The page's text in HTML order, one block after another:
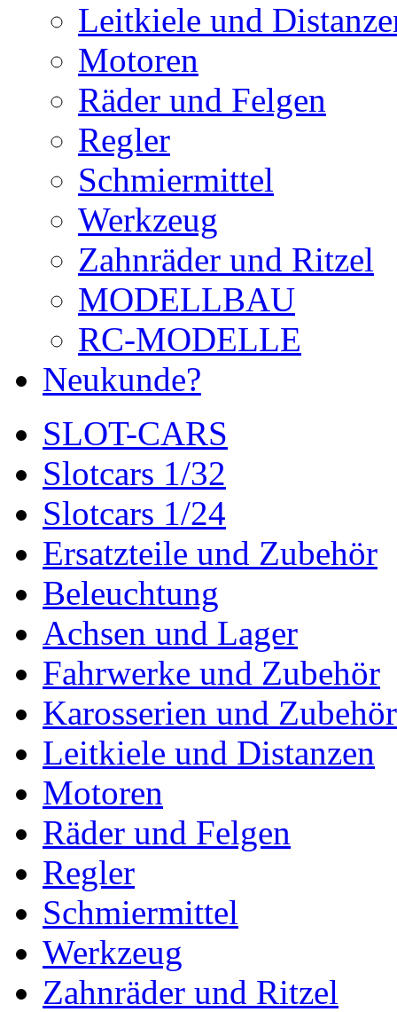
Leitkiele und
Motoren
Räder und Felgen
Regler
Schmiermittel
Werkzeug
Zahnräder und Ritzel
MODELLBAU
RC-MODELLE
Neukunde?
SLOT-CARS
Slotcars 1/32
Slotcars 1/24
Ersatzteile und Zubehör
Beleuchtung
Achsen und Lager
Fahrwerke und Zubehör
Karosserien und Zubehör
Leitkiele und Distanzen
Motoren
Räder und Felgen
Regler
Schmiermittel
Werkzeug
Zahnräder und Ritzel